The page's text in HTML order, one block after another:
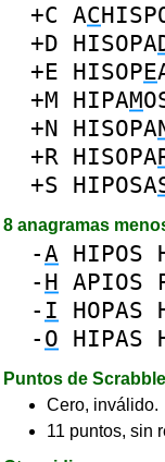
+C AC
+D HISOPA
+E HISOPE
+M HIPAM
+N HISOPA
+R HISOPA
+S HIPOSA
8 anagramas
-A HIPOS
- H APIOS
- I HOPAS
- O HIPAS
Puntos de Scrabble
Cero, inválido.
11 puntos, sin